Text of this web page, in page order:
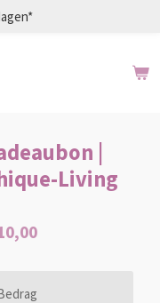
|
Living